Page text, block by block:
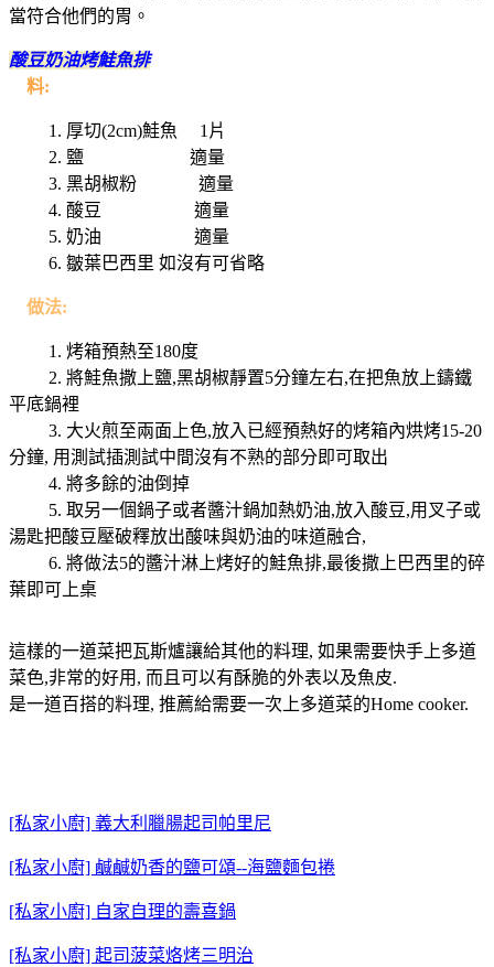
當符合他們的胃。
酸豆奶油烤鮭魚排
料:
1. 厚切(2cm)鮭魚 1片
2. 鹽 適量
3. 黑胡椒粉 適量
4. 酸豆
適量
5. 奶油 適量
6. 皺葉巴西里 如沒有可省略
做法:
1. 烤箱預熱至180度
2. 將鮭魚撒上鹽,黑胡椒靜置5分鐘左右,在把魚放上鑄鐵
平底鍋裡
3. 大火煎至兩面上色,放入已經預熱好的烤箱內烘烤15-20
分鐘, 用測試插測試中間沒有不熟的部分即可取出
4. 將多餘的油倒掉
5. 取另一個鍋子或者醬汁鍋加熱奶油,放入酸豆,用叉子或
湯匙把酸豆壓破釋放出酸味與奶油的味道融合,
6. 將做法5的醬汁淋上烤好的鮭魚排,最後撒上巴西里的碎
葉即可上桌
這樣的一道菜把瓦斯爐讓給其他的料理, 如果需要快手上多道
菜色,非常的好用, 而且可以有酥脆的外表以及魚皮.
是一道百搭的料理, 推薦給需要一次上多道菜的Home cooker.
[私家小廚] 義大利臘腸起司帕里尼
[私家小廚] 鹹鹹奶香的鹽可頌--海鹽麵包捲
[私家小廚] 自家自理的壽喜鍋
[私家小廚] 起司菠菜烙烤三明治